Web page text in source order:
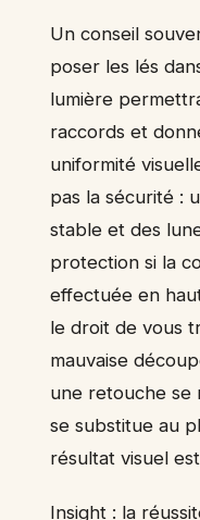
Un conseil
poser les lés
lumière
raccords et
uniformité
pas la sécurité :
stable et des
protection si la
effectuée en
le droit de vous
mauvaise
une retouche
se substitue au
résultat visuel
Insight : la